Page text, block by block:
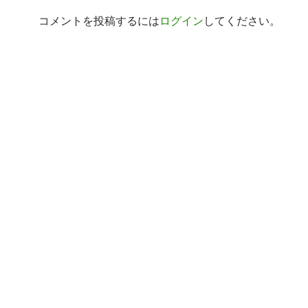
コメントを投稿するには ログイン してください。